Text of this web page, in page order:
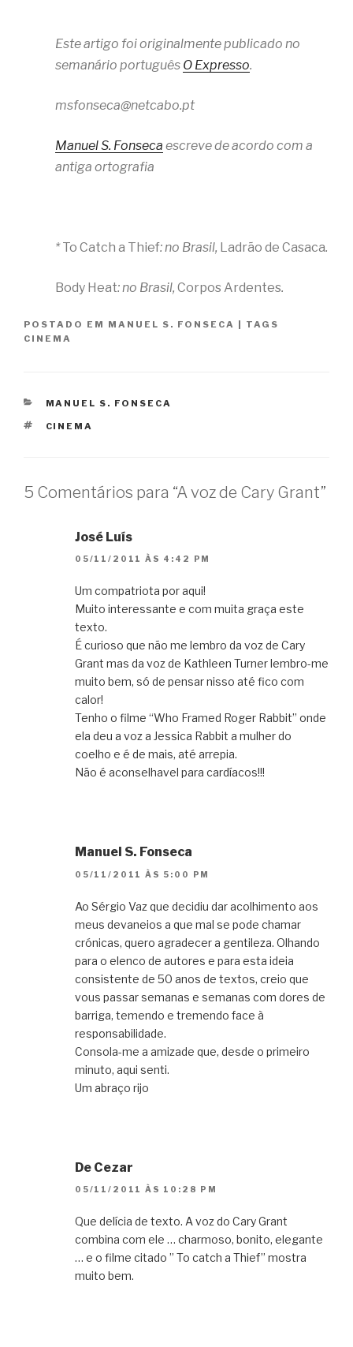
Este artigo foi originalmente publicado no
semanário português O Expresso.
msfonseca@netcabo.pt
Manuel S. Fonseca escreve de acordo com a
antiga ortografia
*To Catch a Thief: no Brasil, Ladrão de Casaca.
Body Heat: no Brasil, Corpos Ardentes.
POSTADO EM MANUEL S. FONSECA
TAGS
CINEMA
CATEGORIAS
MANUEL S. FONSECA
TAGS
CINEMA
5 Comentários para “A voz de Cary Grant”
José Luís
05/11/2011 ÀS 4:42 PM
Um compatriota por aqui!
Muito interessante e com muita graça este
texto.
É curioso que não me lembro da voz de Cary
Grant mas da voz de Kathleen Turner lembro-me
muito bem, só de pensar nisso até fico com
calor!
Tenho o filme “Who Framed Roger Rabbit” onde
ela deu a voz a Jessica Rabbit a mulher do
coelho e é de mais, até arrepia.
Não é aconselhavel para cardíacos!!!
Manuel S. Fonseca
05/11/2011 ÀS 5:00 PM
Ao Sérgio Vaz que decidiu dar acolhimento aos
meus devaneios a que mal se pode chamar
crónicas, quero agradecer a gentileza. Olhando
para o elenco de autores e para esta ideia
consistente de 50 anos de textos, creio que
vous passar semanas e semanas com dores de
barriga, temendo e tremendo face à
responsabilidade.
Consola-me a amizade que, desde o primeiro
minuto, aqui senti.
Um abraço rijo
De Cezar
05/11/2011 ÀS 10:28 PM
Que delícia de texto. A voz do Cary Grant
combina com ele … charmoso, bonito, elegante
… e o filme citado ” To catch a Thief” mostra
muito bem.